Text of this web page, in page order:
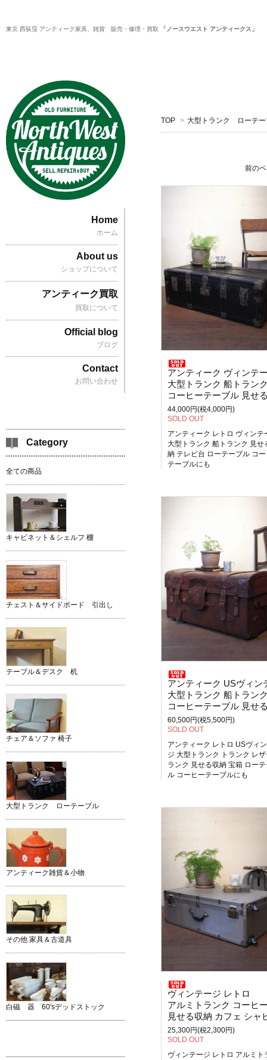
東京 西荻窪 アンティーク家具、雑貨 販売・修理・買取 「ノースウエスト アンティークス」
TOP > 大型トランク ローテー
前の
アンティーク ヴィンテ
大型トランク 船トラン
コーヒーテーブル 見せる収納 テレビ台に
44,000円(税4,000円)
SOLD OUT
アンティーク レトロ ヴィンテ
大型トランク 船トランク 見せ
納 テレビ台 ローテーブル コ
テーブルにも
アンティーク USヴィンテー
大型トランク 船トランク レザ
コーヒーテーブル 見せる収納 宝
60,500円(税5,500円)
SOLD OUT
アンティーク レトロ USヴィ
ジ 大型トランク トランク レ
ランク 見せる収納 宝箱 ロー
ル コーヒーテーブルにも
ヴィンテージ レトロ
アルミトランク コーヒーテーブ
見せる収納 カフェ シャ
25,300円(税2,300円)
SOLD OUT
ヴィンテージ レトロ アルミト
Home
ホーム
About us
ショップについて
アンティーク買取
買取について
Official blog
ブログ
Contact
お問い合わせ
Category
全ての商品
キャビネット＆シェルフ 棚
チェスト＆サイドボード 引出し
テーブル＆デスク 机
チェア＆ソファ 椅子
大型トランク ローテーブル
アンティーク雑貨＆小物
その他 家具＆古道具
白磁 器 60'sデッドストック